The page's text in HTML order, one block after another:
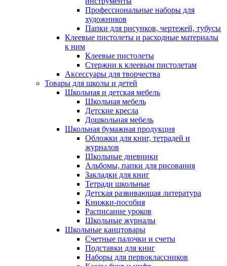
Профессиональные наборы для
художников
Папки для рисунков, чертежей, тубусы
Клеевые пистолеты и расходные материалы
к ним
Клеевые пистолеты
Стержни к клеевым пистолетам
Аксессуары для творчества
Товары для школы и детей
Школьная и детская мебель
Школьная мебель
Детские кресла
Дошкольная мебель
Школьная бумажная продукция
Обложки для книг, тетрадей и
журналов
Школьные дневники
Альбомы, папки для рисования
Закладки для книг
Тетради школьные
Детская развивающая литература
Книжки-пособия
Расписание уроков
Школьные журналы
Школьные канцтовары
Счетные палочки и счеты
Подставки для книг
Наборы для первоклассников